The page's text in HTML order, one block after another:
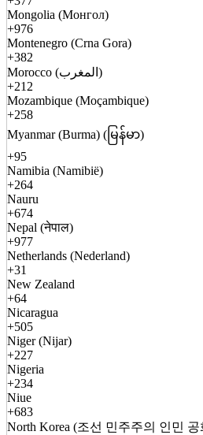
Mongolia (Монгол)
+976
Montenegro (Crna Gora)
+382
Morocco (المغرب)
+212
Mozambique (Moçambique)
+258
Myanmar (Burma) (မြန်မာ)
+95
Namibia (Namibië)
+264
Nauru
+674
Nepal (नेपाल)
+977
Netherlands (Nederland)
+31
New Zealand
+64
Nicaragua
+505
Niger (Nijar)
+227
Nigeria
+234
Niue
+683
North Korea (조선 민주주의 인민